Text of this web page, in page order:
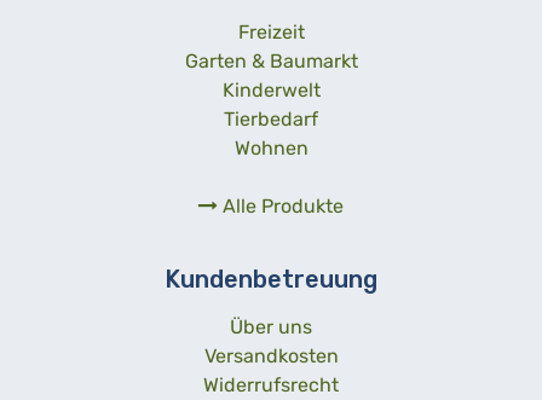
Freizeit
Garten & Baumarkt
Kinderwelt
Tierbedarf
Wohnen
Alle Produkte
Kundenbetreuung
Über uns
Versandkosten
Widerrufsrecht